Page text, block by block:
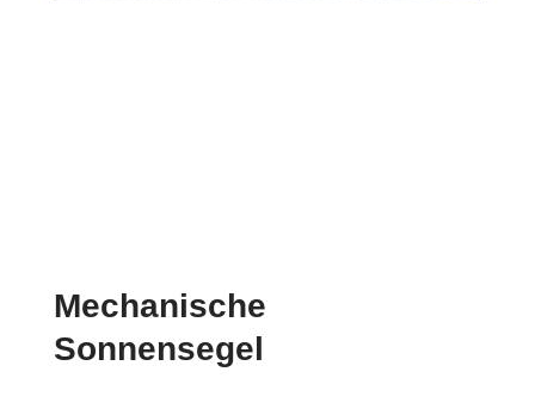
Mechanische
Sonnensegel